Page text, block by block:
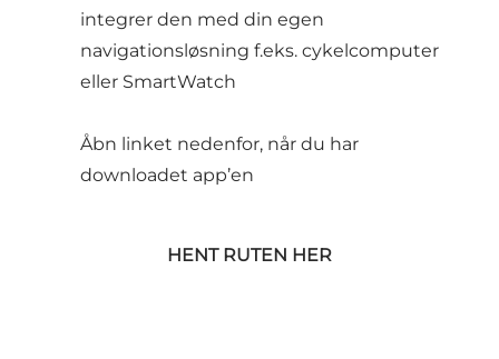
integrer den med din egen
navigationsløsning f.eks. cykelcomputer
eller SmartWatch
Åbn linket nedenfor, når du har
downloadet app’en
HENT RUTEN HER